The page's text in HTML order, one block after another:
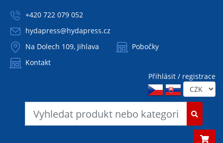
+420 722 079 052
hydapress@hydapress.cz
Na Dolech 109, Jihlava
Pobočky
Kontakt
Přihlásit / registrace